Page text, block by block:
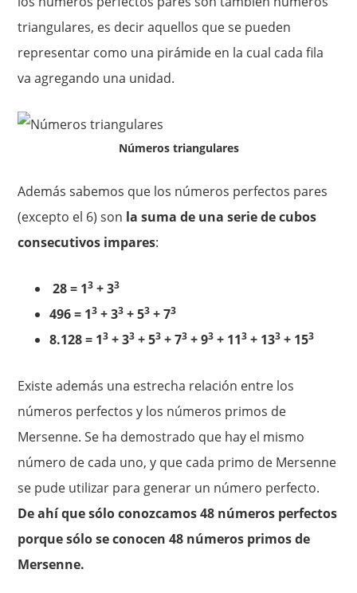
triangulares, es decir aquellos que se pueden
representar como una pirámide en la cual cada fila
va agregando una unidad.
Números triangulares
Además sabemos que los números perfectos pares
(excepto el 6) son la suma de una serie de cubos
consecutivos impares:
28 = 13 + 33
496 = 13 + 33 + 53 + 73
8.128 = 13 + 33 + 53 + 73 + 93 + 113 + 133 + 153
Existe además una estrecha relación entre los
números perfectos y los números primos de
Mersenne. Se ha demostrado que hay el mismo
número de cada uno, y que cada primo de Mersenne
se pude utilizar para generar un número perfecto.
De ahí que sólo conozcamos 48 números perfectos
porque sólo se conocen 48 números primos de
Mersenne.